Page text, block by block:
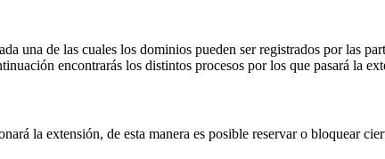
una de las cuales los dominios pueden ser registrados por las
encontrarás los distintos procesos por los que pasará la
la extensión, de esta manera es posible reservar o bloquear